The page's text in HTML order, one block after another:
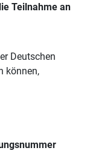
Teilnahme an
Deutschen
können,